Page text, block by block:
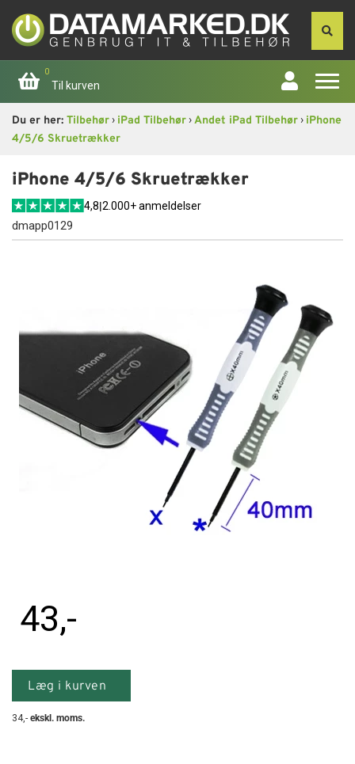
0
Til kurven
Forside
Apple
Computer
Tablet
Reparationer og RMA
Du er her: Tilbehør› iPad Tilbehør›Andet iPad Tilbehør› iPhone
4/5/6 Skruetrækker
iPhone 4/5/6 Skruetrækker
4,8|2.000+ anmeldelser
dmapp0129
43,-
Læg i kurven
34,- ekskl. moms.